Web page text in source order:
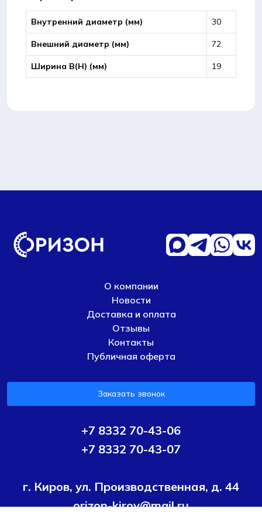
Внутренний диаметр (мм) 30
Внешний диаметр (мм) 72
Ширина B(Н) (мм) 19
О компании
Новости
Доставка и оплата
Отзывы
Контакты
Публичная оферта
Заказать звонок
+7 8332 70-43-06
+7 8332 70-43-07
г. Киров, ул. Производственная, д. 44
orizon-kirov@mail.ru